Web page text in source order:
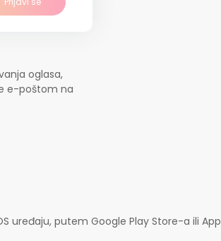
oglasa,
e-poštom na
uređaju, putem Google Play Store-a ili App